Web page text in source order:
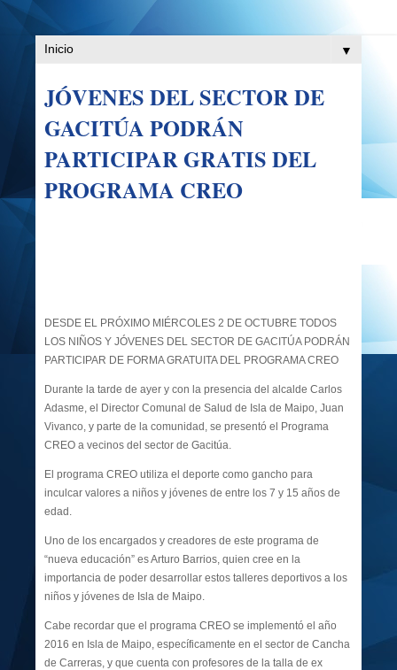
▼
JÓVENES DEL SECTOR DE
GACITÚA PODRÁN
PARTICIPAR GRATIS DEL
PROGRAMA CREO
DESDE EL PRÓXIMO MIÉRCOLES 2 DE OCTUBRE TODOS
LOS NIÑOS Y JÓVENES DEL SECTOR DE GACITÚA PODRÁN
PARTICIPAR DE FORMA GRATUITA DEL PROGRAMA CREO
Durante la tarde de ayer y con la presencia del alcalde Carlos
Adasme, el Director Comunal de Salud de Isla de Maipo, Juan
Vivanco, y parte de la comunidad, se presentó el Programa
CREO a vecinos del sector de Gacitúa.
El programa CREO utiliza el deporte como gancho para
inculcar valores a niños y jóvenes de entre los 7 y 15 años de
edad.
Uno de los encargados y creadores de este programa de
“nueva educación” es Arturo Barrios, quien cree en la
importancia de poder desarrollar estos talleres deportivos a los
niños y jóvenes de Isla de Maipo.
Cabe recordar que el programa CREO se implementó el año
2016 en Isla de Maipo, específicamente en el sector de Cancha
de Carreras, y que cuenta con profesores de la talla de ex